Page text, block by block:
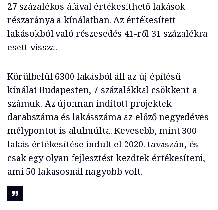
27 százalékos áfával értékesíthető lakások
részaránya a kínálatban. Az értékesített
lakásokból való részesedés 41-ről 31 százalékra
esett vissza.
Körülbelül 6300 lakásból áll az új építésű
kínálat Budapesten, 7 százalékkal csökkent a
számuk. Az újonnan indított projektek
darabszáma és lakásszáma az előző negyedéves
mélypontot is alulmúlta. Kevesebb, mint 300
lakás értékesítése indult el 2020. tavaszán, és
csak egy olyan fejlesztést kezdtek értékesíteni,
ami 50 lakásosnál nagyobb volt.